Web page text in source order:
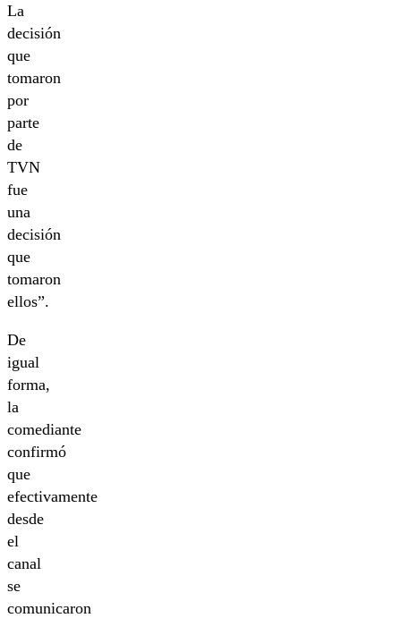
La
decisión
que
tomaron
por
parte
de
TVN
fue
una
decisión
que
tomaron
ellos”.
De
igual
forma,
la
comediante
confirmó
que
efectivamente
desde
el
canal
se
comunicaron